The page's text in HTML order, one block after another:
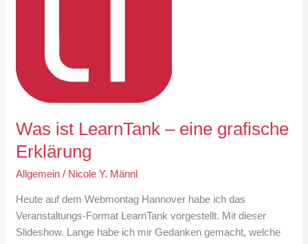
Was ist LearnTank – eine grafische
Erklärung
Allgemein / Nicole Y. Männl
Heute auf dem Webmontag Hannover habe ich das
Veranstaltungs-Format LearnTank vorgestellt. Mit dieser
Slideshow. Lange habe ich mir Gedanken gemacht, welche